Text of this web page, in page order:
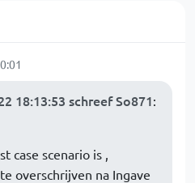
18:13:53 schreef So871:
case scenario is ,
overschrijven na Ingave